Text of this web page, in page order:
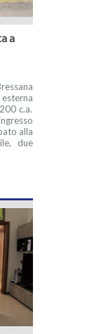
a
c.a.
alla
due